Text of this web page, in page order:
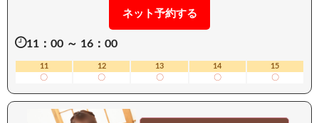
を作り出し、初対面でもすぐに打ち解けられま
ぷりサービスが待っているのです。 彼女の敏感体
質は、甘く蕩ける吐息を誘い、興奮を高めてくれ
るはず… 密着した瞬間、トロけるような柔らかさ
と絡みつく温かさが、夢心地のひとときを約束し
ます。 心臓が高鳴るような衝動に駆られ、忘れら
ネット予約する
11：00 ～ 16：00
11
〇
12
〇
13
〇
14
〇
15
〇